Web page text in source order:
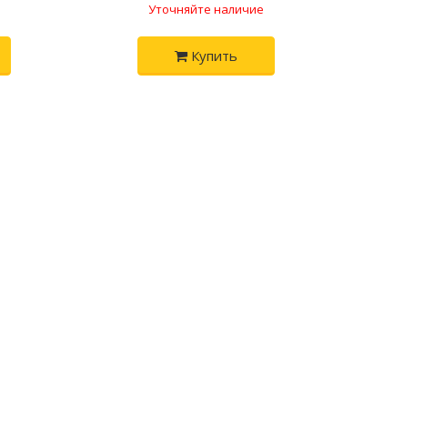
Уточняйте наличие
Купить